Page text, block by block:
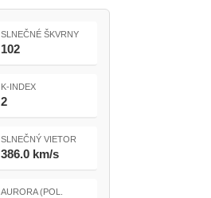
SLNEČNÉ ŠKVRNY
102
K-INDEX
2
SLNEČNÝ VIETOR
386.0 km/s
AURORA (POL.